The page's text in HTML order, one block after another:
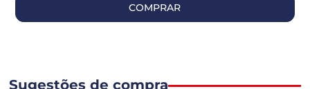
COMPRAR
Sugestões de compra